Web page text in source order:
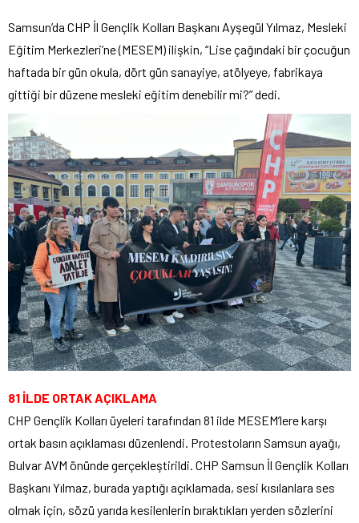
Samsun’da CHP İl Gençlik Kolları Başkanı Ayşegül Yılmaz, Mesleki
Eğitim Merkezleri’ne (MESEM) ilişkin, “Lise çağındaki bir çocuğun
haftada bir gün okula, dört gün sanayiye, atölyeye, fabrikaya
gittiği bir düzene mesleki eğitim denebilir mi?” dedi.
81 İLDE ORTAK AÇIKLAMA
CHP Gençlik Kolları üyeleri tarafından 81 ilde MESEM’lere karşı
ortak basın açıklaması düzenlendi. Protestoların Samsun ayağı,
Bulvar AVM önünde gerçekleştirildi. CHP Samsun İl Gençlik Kolları
Başkanı Yılmaz, burada yaptığı açıklamada, sesi kısılanlara ses
olmak için, sözü yarıda kesilenlerin bıraktıkları yerden sözlerini